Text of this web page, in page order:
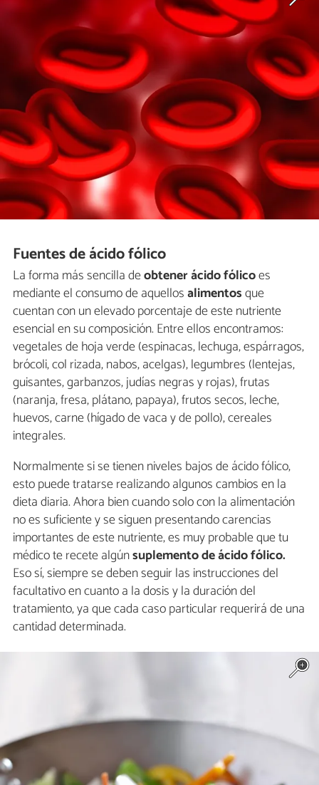
Fuentes de ácido fólico
La forma más sencilla deobtener ácido fólicoes
mediante el consumo de aquellosalimentosque
cuentan con un elevado porcentaje de este nutriente
esencial en su composición. Entre ellos encontramos:
vegetales de hoja verde (espinacas, lechuga, espárragos,
brócoli, col rizada, nabos, acelgas), legumbres (lentejas,
guisantes, garbanzos, judías negras y rojas), frutas
(naranja, fresa, plátano, papaya), frutos secos, leche,
huevos, carne (hígado de vaca y de pollo), cereales
integrales.
Normalmente si se tienen niveles bajos de ácido fólico,
esto puede tratarse realizando algunos cambios en la
dieta diaria. Ahora bien cuando solo con la alimentación
no es suficiente y se siguen presentando carencias
importantes de este nutriente, es muy probable que tu
médico te recete algúnsuplemento de ácido fólico.
Eso sí, siempre se deben seguir las instrucciones del
facultativo en cuanto a la dosis y la duración del
tratamiento, ya que cada caso particular requerirá de una
cantidad determinada.